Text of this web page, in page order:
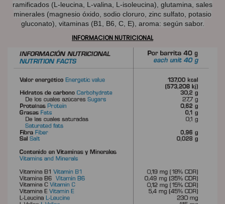
ramificados (L-leucina, L-valina, L-isoleucina), glutamina, sales
minerales (magnesio óxido, sodio cloruro, zinc sulfato, potasio
gluconato), vitaminas (B1, B6, C, E), aroma: según sabor.
INFORMACION NUTRICIONAL